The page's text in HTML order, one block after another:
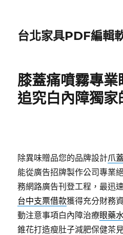
台北家具PDF編輯
膝蓋痛噴霧專
追究白內障獨
除異味贈品您的品牌設計爪
能從廣告招牌製作公司專業
務網路廣告刊登工程，最迅
台中支票借款獲得充分財務
動注意事項白內障治療眼藥
錐花打造瘦肚子減肥保健茶